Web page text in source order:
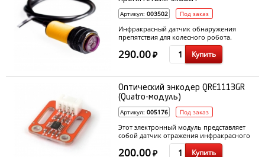
Артикул: 003502 Под заказ
Инфракрасный датчик обнаружения
препятствия для колесного робота.
290.00₽ Купить
Оптический энкодер QRE1113GR
(Quatro-модуль)
Артикул: 005176 Под заказ
Этот электронный модуль представляет
собой датчик отражения инфракрасного
излучения близко расположенного черно-
белого диска. Благодаря работе
200.00₽ Купить